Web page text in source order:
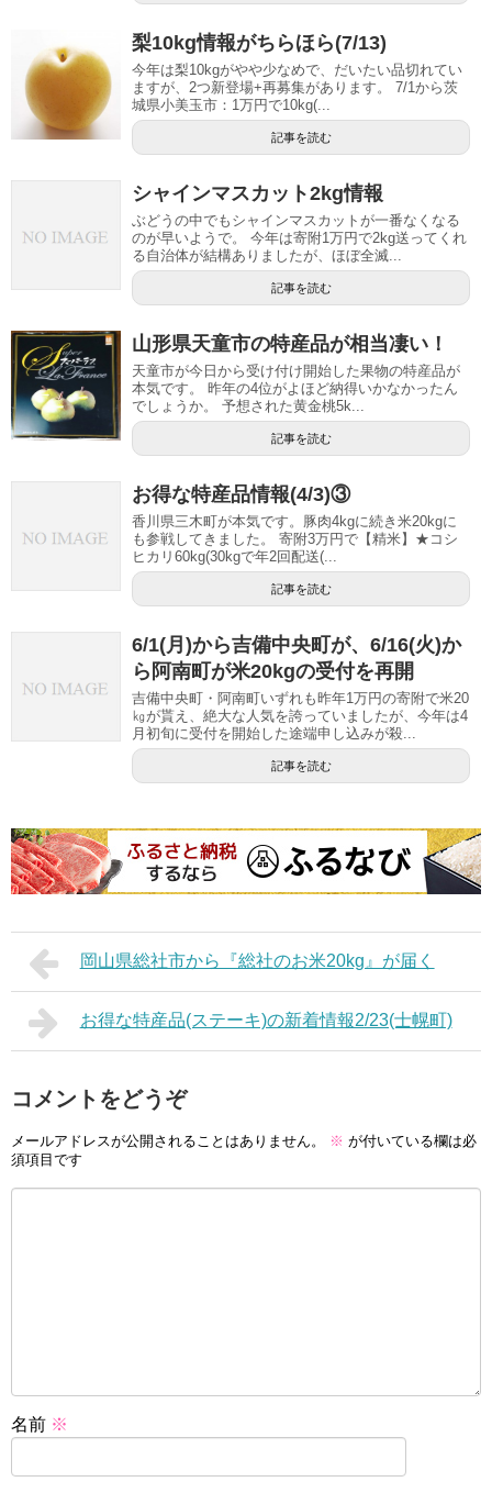
梨10kg情報がちらほら(7/13)
今年は梨10kgがやや少なめで、だいたい品切れてい
ますが、2つ新登場+再募集があります。 7/1から茨
城県小美玉市：1万円で10kg(...
記事を読む
シャインマスカット2kg情報
ぶどうの中でもシャインマスカットが一番なくなる
のが早いようで。 今年は寄附1万円で2kg送ってくれ
る自治体が結構ありましたが、ほぼ全滅...
記事を読む
山形県天童市の特産品が相当凄い！
天童市が今日から受け付け開始した果物の特産品が
本気です。 昨年の4位がよほど納得いかなかったん
でしょうか。 予想された黄金桃5k...
記事を読む
お得な特産品情報(4/3)③
香川県三木町が本気です。豚肉4kgに続き米20kgに
も参戦してきました。 寄附3万円で【精米】★コシ
ヒカリ60kg(30kgで年2回配送(...
記事を読む
6/1(月)から吉備中央町が、6/16(火)か
ら阿南町が米20kgの受付を再開
吉備中央町・阿南町いずれも昨年1万円の寄附で米20
㎏が貰え、絶大な人気を誇っていましたが、今年は4
月初旬に受付を開始した途端申し込みが殺...
記事を読む
岡山県総社市から『総社のお米20kg』が届く
お得な特産品(ステーキ)の新着情報2/23(士幌町)
コメントをどうぞ
メールアドレスが公開されることはありません。 ※ が付いている欄は必
須項目です
名前 ※